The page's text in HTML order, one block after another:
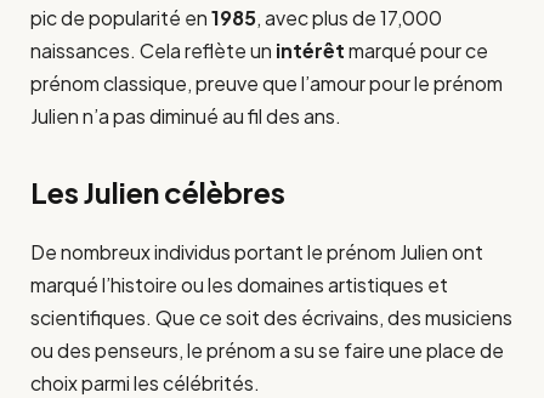
pic de popularité en1985, avec plus de 17,000
naissances. Cela reflète un intérêtmarqué pour ce
prénom classique, preuve que l’amour pour le prénom
Julien n’a pas diminué au fil des ans.
Les Julien célèbres
De nombreux individus portant le prénom Julien ont
marqué l’histoire ou les domaines artistiques et
scientifiques. Que ce soit des écrivains, des musiciens
ou des penseurs, le prénom a su se faire une place de
choix parmi les célébrités.